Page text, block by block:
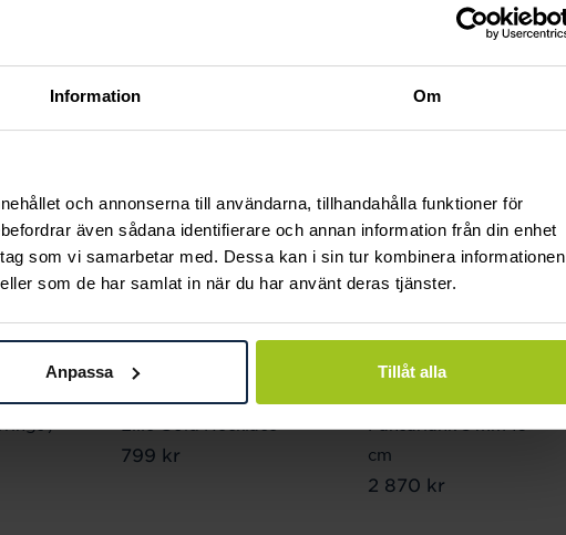
Information Om
och annonserna till användarna, tillhandahålla funktioner för
även sådana identifierare och annan information från din enhet
som vi samarbetar med. Dessa kan i sin tur kombinera informationen
som de har samlat in när du har använt deras tjänster.
Anpassa Tillåt alla
köpte också
Pris :799 kr
799 kr
cm
Pris:2 870 kr
2 870 kr